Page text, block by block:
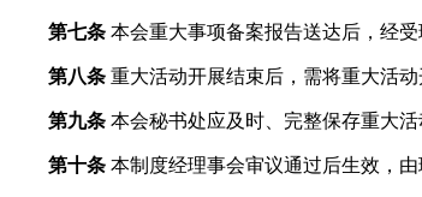
第七条 本会重大事项备案报告送达后，经
第八条 重大活动开展结束后，需将重大活
第九条 本会秘书处应及时、完整保存重大
第十条 本制度经理事会审议通过后生效，由